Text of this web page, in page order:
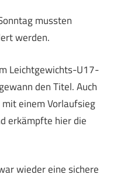
mussten
werden.
Leichtgewichts-U17-
den Titel. Auch
einem Vorlaufsieg
erkämpfte hier die
wieder eine sichere